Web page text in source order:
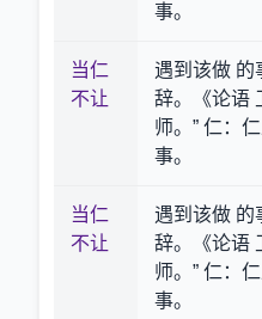
事。
当仁
不让
遇到该做 的
辞。《论语
师。” 仁：
事。
当仁
不让
遇到该做 的
辞。《论语
师。” 仁：
事。